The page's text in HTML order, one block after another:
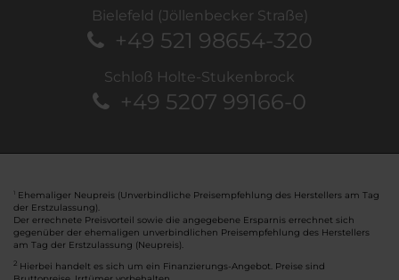
Bielefeld (Jöllenbecker Straße)
+49 521 98654-320
Schloß Holte-Stukenbrock
+49 5207 99166-0
Ehemaliger Neupreis (Unverbindliche Preisempfehlung des Herstellers am Tag
der Erstzulassung).
Der errechnete Preisvorteil sowie die angegebene Ersparnis errechnet sich
gegenüber der ehemaligen unverbindlichen Preisempfehlung des Herstellers
am Tag der Erstzulassung (Neupreis).
2 Hierbei handelt es sich um ein Finanzierungs-Angebot. Preise sind